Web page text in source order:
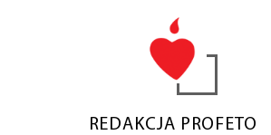
REDAKCJA PROFETO